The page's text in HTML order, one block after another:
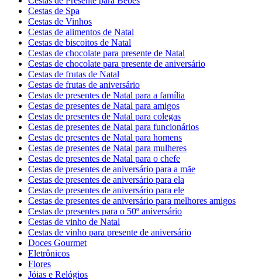
Cestas de Spa
Cestas de Vinhos
Cestas de alimentos de Natal
Cestas de biscoitos de Natal
Cestas de chocolate para presente de Natal
Cestas de chocolate para presente de aniversário
Cestas de frutas de Natal
Cestas de frutas de aniversário
Cestas de presentes de Natal para a família
Cestas de presentes de Natal para amigos
Cestas de presentes de Natal para colegas
Cestas de presentes de Natal para funcionários
Cestas de presentes de Natal para homens
Cestas de presentes de Natal para mulheres
Cestas de presentes de Natal para o chefe
Cestas de presentes de aniversário para a mãe
Cestas de presentes de aniversário para ela
Cestas de presentes de aniversário para ele
Cestas de presentes de aniversário para melhores amigos
Cestas de presentes para o 50º aniversário
Cestas de vinho de Natal
Cestas de vinho para presente de aniversário
Doces Gourmet
Eletrônicos
Flores
Jóias e Relógios